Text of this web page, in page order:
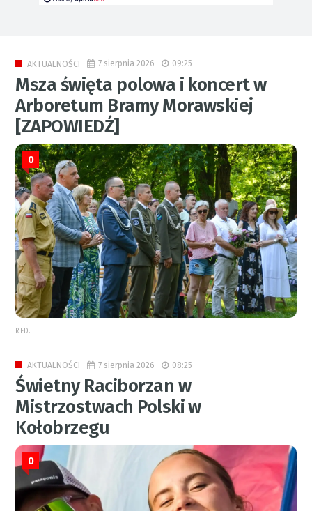
AKTUALNOŚCI 7 sierpnia 2026 09:25
Msza święta polowa i koncert w
Arboretum Bramy Morawskiej
[ZAPOWIEDŹ]
0
RED.
AKTUALNOŚCI 7 sierpnia 2026 08:25
Świetny Raciborzan w
Mistrzostwach Polski w
Kołobrzegu
0